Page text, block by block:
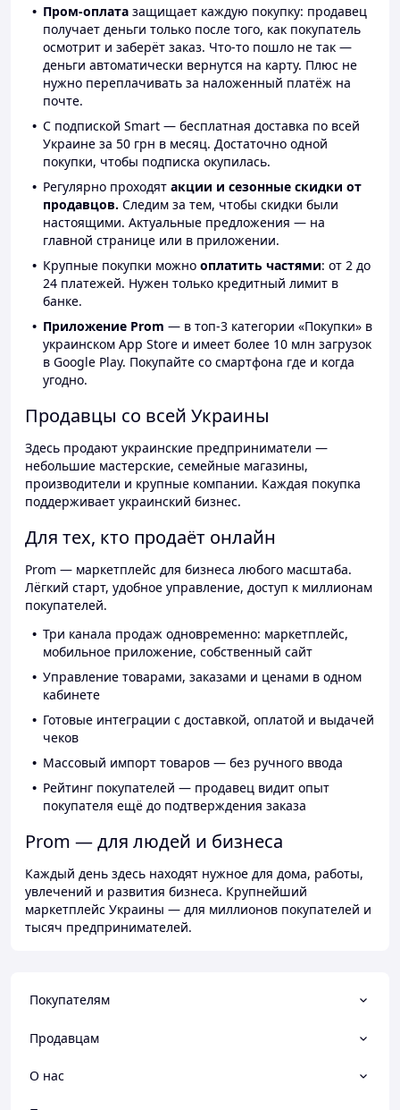
Пром-оплата защищает каждую покупку: продавец
получает деньги только после того, как покупатель
осмотрит и заберёт заказ. Что-то пошло не так —
деньги автоматически вернутся на карту. Плюс не
нужно переплачивать за наложенный платёж на
почте.
С подпиской Smart — бесплатная доставка по всей
Украине за 50 грн в месяц. Достаточно одной
покупки, чтобы подписка окупилась.
Регулярно проходят акции и сезонные скидки от
продавцов. Следим за тем, чтобы скидки были
настоящими. Актуальные предложения — на
главной странице или в приложении.
Крупные покупки можно оплатить частями: от 2 до
24 платежей. Нужен только кредитный лимит в
банке.
Приложение Prom — в топ-3 категории «Покупки» в
украинском App Store и имеет более 10 млн загрузок
в Google Play. Покупайте со смартфона где и когда
угодно.
Продавцы со всей Украины
Здесь продают украинские предприниматели —
небольшие мастерские, семейные магазины,
производители и крупные компании. Каждая покупка
поддерживает украинский бизнес.
Для тех, кто продаёт онлайн
Prom — маркетплейс для бизнеса любого масштаба.
Лёгкий старт, удобное управление, доступ к миллионам
покупателей.
Три канала продаж одновременно: маркетплейс,
мобильное приложение, собственный сайт
Управление товарами, заказами и ценами в одном
кабинете
Готовые интеграции с доставкой, оплатой и выдачей
чеков
Массовый импорт товаров — без ручного ввода
Рейтинг покупателей — продавец видит опыт
покупателя ещё до подтверждения заказа
Prom — для людей и бизнеса
Каждый день здесь находят нужное для дома, работы,
увлечений и развития бизнеса. Крупнейший
маркетплейс Украины — для миллионов покупателей и
тысяч предпринимателей.
Покупателям
Продавцам
О нас